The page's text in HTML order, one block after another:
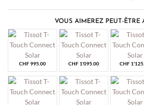
VOUS AIMEREZ PEUT-ÊTRE
CHF995.00 CHF 1'095.00 CHF